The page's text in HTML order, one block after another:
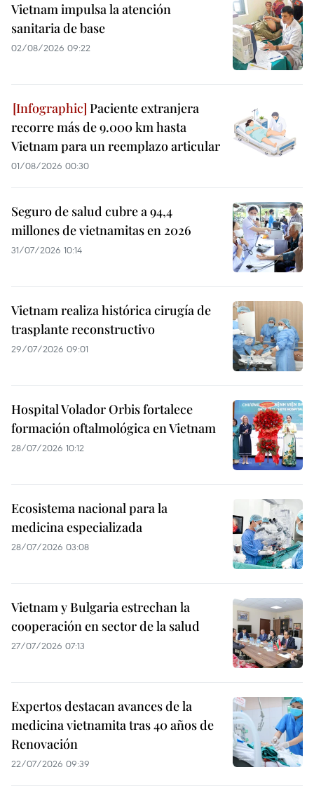
Vietnam impulsa la atención
sanitaria de base
02/08/2026 09:22
Paciente extranjera
recorre más de 9.000 km hasta
Vietnam para un reemplazo articular
01/08/2026 00:30
Seguro de salud cubre a 94,4
millones de vietnamitas en 2026
31/07/2026 10:14
Vietnam realiza histórica cirugía de
trasplante reconstructivo
29/07/2026 09:01
Hospital Volador Orbis fortalece
formación oftalmológica en Vietnam
28/07/2026 10:12
Ecosistema nacional para la
medicina especializada
28/07/2026 03:08
Vietnam y Bulgaria estrechan la
cooperación en sector de la salud
27/07/2026 07:13
Expertos destacan avances de la
medicina vietnamita tras 40 años de
Renovación
22/07/2026 09:39